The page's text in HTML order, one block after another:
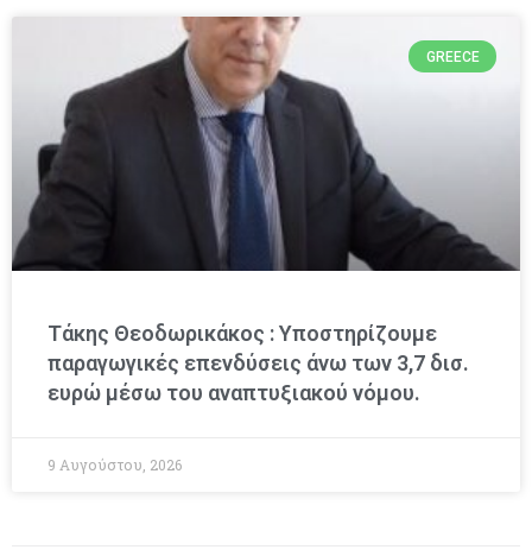
GREECE
Τάκης Θεοδωρικάκος : Υποστηρίζουμε
παραγωγικές επενδύσεις άνω των 3,7 δισ.
ευρώ μέσω του αναπτυξιακού νόμου.
9 Αυγούστου, 2026